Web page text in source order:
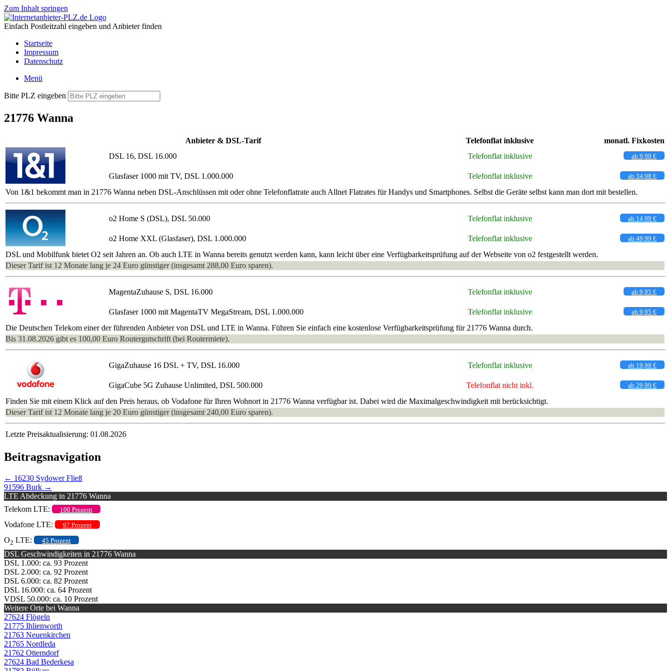
Zum Inhalt springen
Einfach Postleitzahl eingeben und Anbieter finden
Startseite
Impressum
Datenschutz
Menü
Bitte PLZ eingeben
21776 Wanna
Anbieter & DSL-Tarif Telefonflat inklusive
monatl. Fixkosten
DSL 16, DSL 16.000
Telefonflat inklusive ab 9,99 €
Glasfaser 1000 mit TV, DSL 1.000.000 Telefonflat inklusive ab 34,98 €
Von 1&1 bekommt man in 21776 Wanna neben DSL-Anschlüssen mit oder ohne Telefonflatrate auch Allnet Flatrates für Handys und Smartphones. Selbst die Geräte selbst kann man dort mit bestellen.
o2 Home S (DSL), DSL 50.000 Telefonflat inklusive ab 14,99 €
o2 Home XXL (Glasfaser), DSL 1.000.000 Telefonflat inklusive ab 49,99 €
DSL und Mobilfunk bietet O2 seit Jahren an. Ob auch LTE in Wanna bereits genutzt werden kann, kann leicht über eine Verfügbarkeitsprüfung auf der Webseite von o2 festgestellt werden.
Dieser Tarif ist 12 Monate lang je 24 Euro günstiger (insgesamt 288,00 Euro sparen).
MagentaZuhause S, DSL 16.000 Telefonflat inklusive ab 9,95 €
Glasfaser 1000 mit MagentaTV MegaStream, DSL 1.000.000 Telefonflat inklusive ab 9,95 €
Die Deutschen Telekom einer der führenden Anbieter von DSL und LTE in Wanna. Führen Sie einfach eine kostenlose Verfügbarkeitsprüfung für 21776 Wanna durch.
Bis 31.08.2026 gibt es 100,00 Euro Routergutschrift (bei Routermiete).
GigaZuhause 16 DSL + TV, DSL 16.000 Telefonflat inklusive ab 19,98 €
GigaCube 5G Zuhause Unlimited, DSL 500.000 Telefonflat nicht inkl. ab 29,99 €
Finden Sie mit einem Klick auf den Preis heraus, ob Vodafone für Ihren Wohnort in 21776 Wanna verfügbar ist. Dabei wird die Maximalgeschwindigkeit mit berücksichtigt.
Dieser Tarif ist 12 Monate lang je 20 Euro günstiger (insgesamt 240,00 Euro sparen).
Letzte Preisaktualisierung: 01.08.2026
Beitragsnavigation
← 16230 Sydower Fließ
91596 Burk →
LTE Abdeckung in 21776 Wanna
Telekom LTE:
100 Prozent
Vodafone LTE: 97 Prozent
O2 LTE: 45 Prozent
DSL Geschwindigkeiten in 21776 Wanna
DSL 1.000: ca. 93 Prozent
DSL 2.000: ca. 92 Prozent
DSL 6.000: ca. 82 Prozent
DSL 16.000: ca. 64 Prozent
VDSL 50.000: ca. 10 Prozent
Weitere Orte bei Wanna
27624 Flögeln
21775 Ihlienworth
21763 Neuenkirchen
21765 Nordleda
21762 Otterndorf
27624 Bad Bederkesa